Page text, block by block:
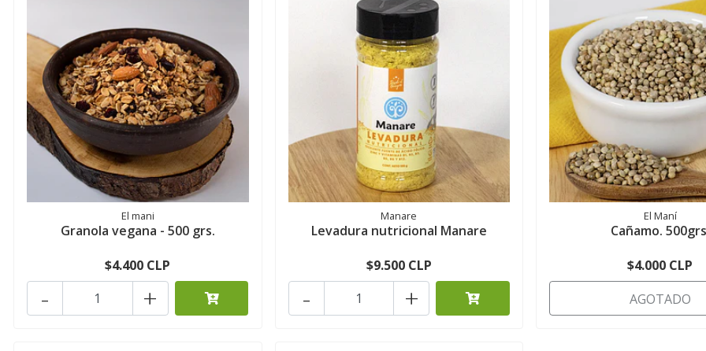
El mani
Granola vegana - 500 grs.
$4.400 CLP
+
-
Manare
Levadura nutricional Manare
$9.500 CLP
+
-
El Maní
Cañamo.
$4.000 CLP
AGOTADO